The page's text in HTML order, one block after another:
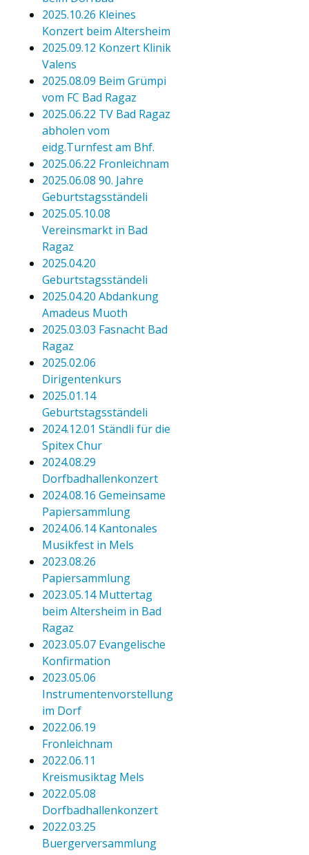
2025.10.26 Kleines
Konzert beim Altersheim
2025.09.12 Konzert Klinik
Valens
2025.08.09 Beim Grümpi
vom FC Bad Ragaz
2025.06.22 TV Bad Ragaz
abholen vom
eidg.Turnfest am Bhf.
2025.06.22 Fronleichnam
2025.06.08 90. Jahre
Geburtstagsständeli
2025.05.10.08
Vereinsmarkt in Bad
Ragaz
2025.04.20
Geburtstagsständeli
2025.04.20 Abdankung
Amadeus Muoth
2025.03.03 Fasnacht Bad
Ragaz
2025.02.06
Dirigentenkurs
2025.01.14
Geburtstagsständeli
2024.12.01 Ständli für die
Spitex Chur
2024.08.29
Dorfbadhallenkonzert
2024.08.16 Gemeinsame
Papiersammlung
2024.06.14 Kantonales
Musikfest in Mels
2023.08.26
Papiersammlung
2023.05.14 Muttertag
beim Altersheim in Bad
Ragaz
2023.05.07 Evangelische
Konfirmation
2023.05.06
Instrumentenvorstellung
im Dorf
2022.06.19
Fronleichnam
2022.06.11
Kreismusiktag Mels
2022.05.08
Dorfbadhallenkonzert
2022.03.25
Buergerversammlung